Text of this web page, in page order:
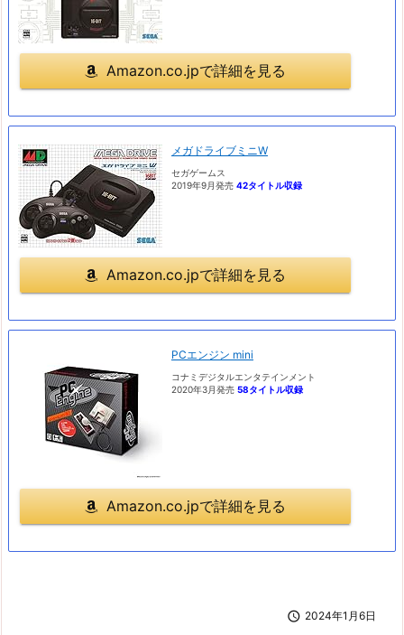
Amazon.co.jpで詳細を見る
メガドライブミニW
セガゲームス
2019年9月発売 42タイトル収録
Amazon.co.jpで詳細を見る
PCエンジン mini
コナミデジタルエンタテインメント
2020年3月発売 58タイトル収録
Amazon.co.jpで詳細を見る
 2024年1月6日